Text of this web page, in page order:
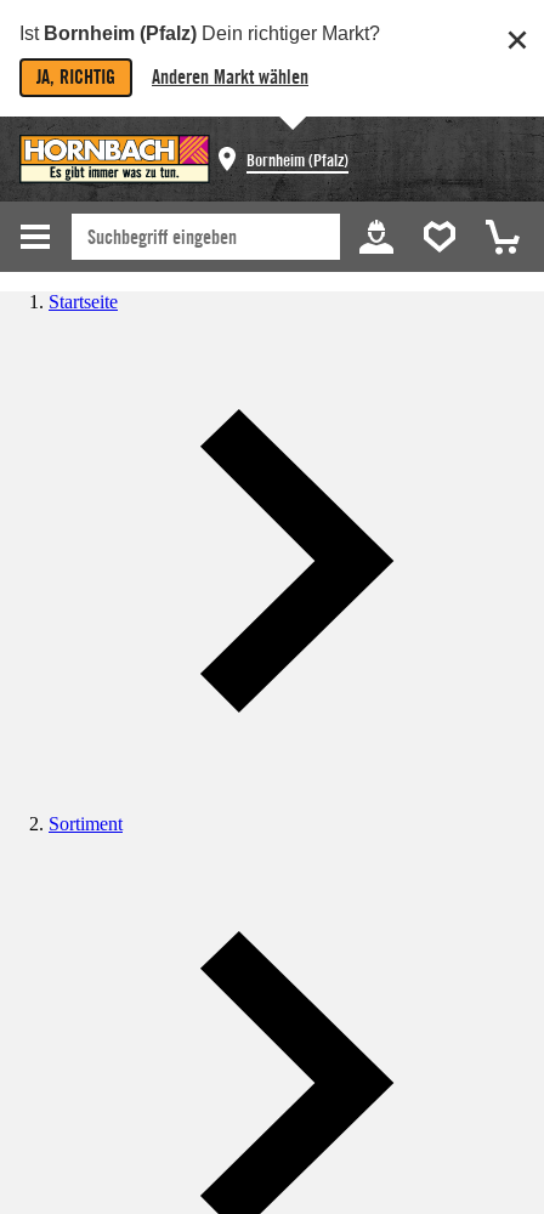
Ist Bornheim (Pfalz) Dein richtiger Markt?
JA, RICHTIG Anderen Markt wählen
Bornheim (Pfalz)
Startseite
Sortiment